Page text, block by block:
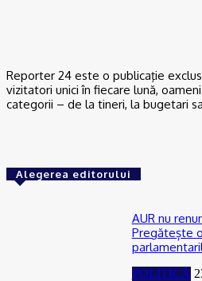
Reporter 24 este o publicaţie
vizitatori unici în fiecare lună,
categorii – de la tineri, la bugetari
Alegerea editorului
AUR nu
Pregătește
POLITICĂ